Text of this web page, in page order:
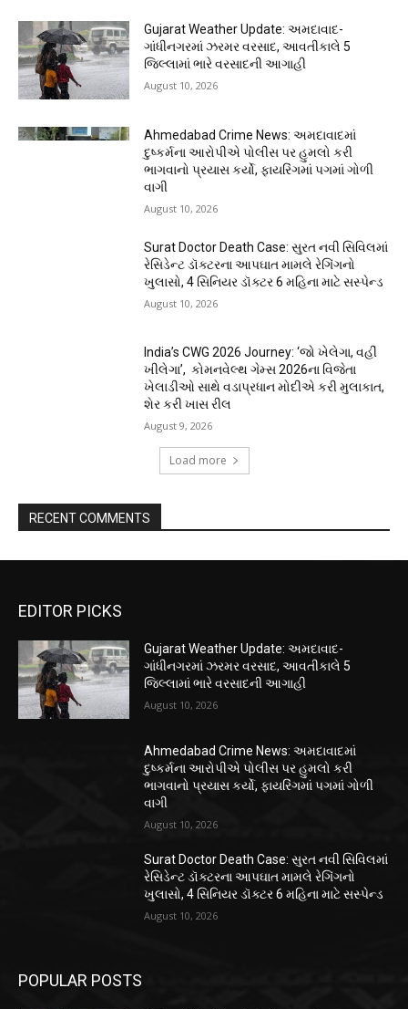
Gujarat Weather Update: અમદાવાદ-
ગાંધીનગરમાં ઝરમર વરસાદ, આવતીકાલે 5
જિલ્લામાં ભારે વરસાદની આગાહી
August 10, 2026
Ahmedabad Crime News: અમદાવાદમાં
દુષ્કર્મના આરોપીએ પોલીસ પર હુમલો કરી
ભાગવાનો પ્રયાસ કર્યો, ફાયરિંગમાં પગમાં ગોળી
વાગી
August 10, 2026
Surat Doctor Death Case: સુરત નવી સિવિલમાં
રેસિડેન્ટ ડૉક્ટરના આપઘાત મામલે રેગિંગનો
ખુલાસો, 4 સિનિયર ડૉક્ટર 6 મહિના માટે સસ્પેન્ડ
August 10, 2026
India’s CWG 2026 Journey: ‘જો ખેલેગા, વહીં
ખીલેગા’, કોમનવેલ્થ ગેમ્સ 2026ના વિજેતા
ખેલાડીઓ સાથે વડાપ્રધાન મોદીએ કરી મુલાકાત,
શેર કરી ખાસ રીલ
August 9, 2026
Load more
RECENT COMMENTS
EDITOR PICKS
Gujarat Weather Update: અમદાવાદ-
ગાંધીનગરમાં ઝરમર વરસાદ, આવતીકાલે 5
જિલ્લામાં ભારે વરસાદની આગાહી
August 10, 2026
Ahmedabad Crime News: અમદાવાદમાં
દુષ્કર્મના આરોપીએ પોલીસ પર હુમલો કરી
ભાગવાનો પ્રયાસ કર્યો, ફાયરિંગમાં પગમાં ગોળી
વાગી
August 10, 2026
Surat Doctor Death Case: સુરત નવી સિવિલમાં
રેસિડેન્ટ ડૉક્ટરના આપઘાત મામલે રેગિંગનો
ખુલાસો, 4 સિનિયર ડૉક્ટર 6 મહિના માટે સસ્પેન્ડ
August 10, 2026
POPULAR POSTS